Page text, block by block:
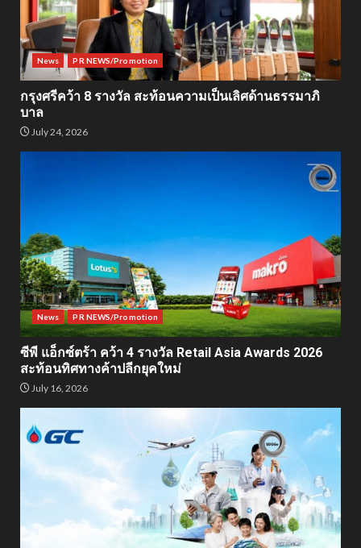
News PR NEWS/Promotion
กรุงศรีคว้า 8 รางวัล สะท้อนความเป็นเลิศด้านธรรมาภิ
บาล
July 24, 2026
News PR NEWS/Promotion
ซีพี แอ็กซ์ตร้า คว้า 4 รางวัล Retail Asia Awards 2026
สะท้อนทิศทางค้าปลีกยุคใหม่
July 16, 2026